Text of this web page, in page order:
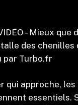
– Mieux que
des chenilles
par Turbo.fr
qui approche, les
essentiels.